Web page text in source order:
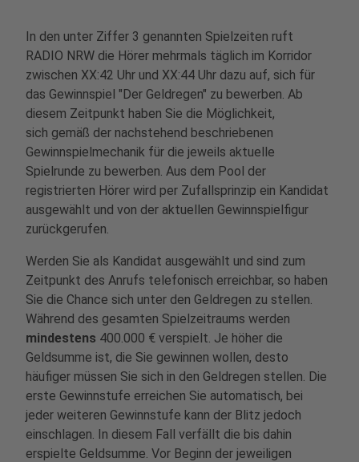
In den unter Ziffer 3 genannten Spielzeiten ruft
RADIO NRW die Hörer mehrmals täglich im Korridor
zwischen XX:42 Uhr und XX:44 Uhr dazu auf, sich für
das Gewinnspiel "Der Geldregen" zu bewerben. Ab
diesem Zeitpunkt haben Sie die Möglichkeit,
sich gemäß der nachstehend beschriebenen
Gewinnspielmechanik für die jeweils aktuelle
Spielrunde zu bewerben. Aus dem Pool der
registrierten Hörer wird per Zufallsprinzip ein Kandidat
ausgewählt und von der aktuellen Gewinnspielfigur
zurückgerufen.
Werden Sie als Kandidat ausgewählt und sind zum
Zeitpunkt des Anrufs telefonisch erreichbar, so haben
Sie die Chance sich unter den Geldregen zu stellen.
Während des gesamten Spielzeitraums werden
mindestens 400.000 € verspielt. Je höher die
Geldsumme ist, die Sie gewinnen wollen, desto
häufiger müssen Sie sich in den Geldregen stellen. Die
erste Gewinnstufe erreichen Sie automatisch, bei
jeder weiteren Gewinnstufe kann der Blitz jedoch
einschlagen. In diesem Fall verfällt die bis dahin
erspielte Geldsumme. Vor Beginn der jeweiligen